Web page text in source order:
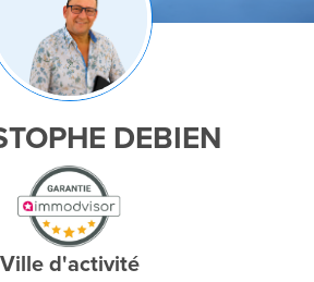
DEBIEN
Ville d'activité